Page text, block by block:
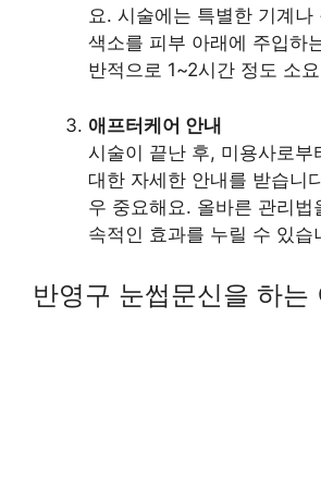
요. 시술에는 특별한 기계나
색소를 피부 아래에 주입하
반적으로 1~2시간 정도 소
애프터케어 안내
시술이 끝난 후, 미용사로부
대한 자세한 안내를 받습니
우 중요해요. 올바른 관리법
속적인 효과를 누릴 수 있습
반영구 눈썹문신을 하는